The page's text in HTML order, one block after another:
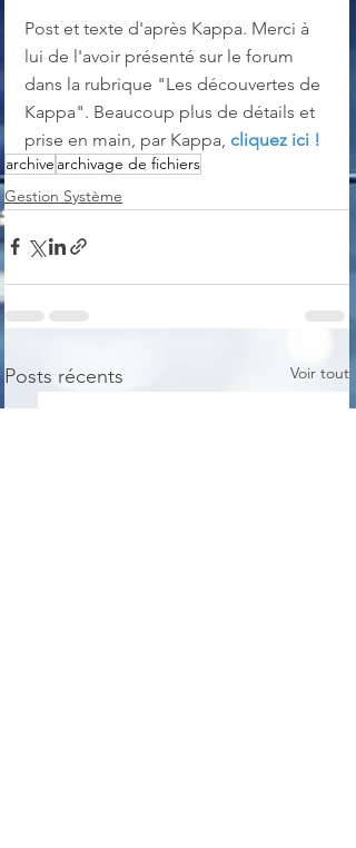
Post et texte d'après Kappa. Merci à
lui de l'avoir présenté sur le forum
dans la rubrique "Les découvertes de
Kappa". Beaucoup plus de détails et
prise en main, par Kappa, cliquez ici !
archive archivage de fichiers
Gestion Système
Posts récents Voir tout